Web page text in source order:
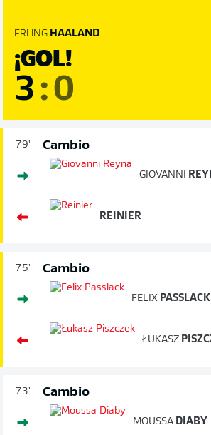
ERLING HAALAND
¡GOL!
3 :0
79' Cambio
GIOVANNI
REINIER
75' Cambio
FELIX PASSLACK
ŁUKASZ
73' Cambio
MOUSSA DIABY